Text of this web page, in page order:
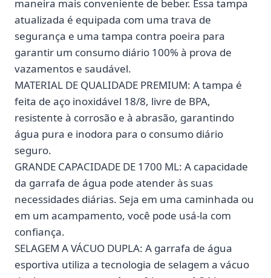
maneira mais conveniente de beber. Essa tampa
atualizada é equipada com uma trava de
segurança e uma tampa contra poeira para
garantir um consumo diário 100% à prova de
vazamentos e saudável.
MATERIAL DE QUALIDADE PREMIUM: A tampa é
feita de aço inoxidável 18/8, livre de BPA,
resistente à corrosão e à abrasão, garantindo
água pura e inodora para o consumo diário
seguro.
GRANDE CAPACIDADE DE 1700 ML: A capacidade
da garrafa de água pode atender às suas
necessidades diárias. Seja em uma caminhada ou
em um acampamento, você pode usá-la com
confiança.
SELAGEM A VÁCUO DUPLA: A garrafa de água
esportiva utiliza a tecnologia de selagem a vácuo